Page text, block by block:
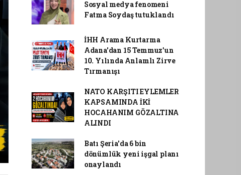
Sosyal medya fenomeni
Fatma Soydaş tutuklandı
İHH Arama Kurtarma
Adana'dan 15 Temmuz'un
10. Yılında Anlamlı Zirve
Tırmanışı
NATO KARŞITI EYLEMLER
KAPSAMINDA İKİ
HOCAHANIM GÖZALTINA
ALINDI
Batı Şeria'da 6 bin
dönümlük yeni işgal planı
onaylandı